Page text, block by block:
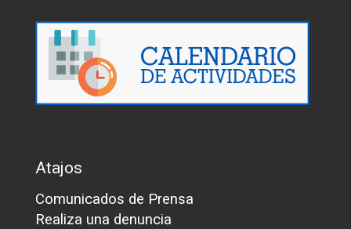
Atajos
Comunicados de Prensa
Realiza una denuncia